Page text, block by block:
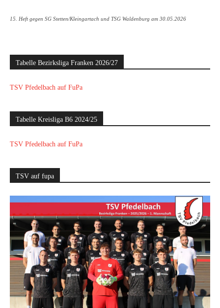
15. Heft gegen SG Stetten/Kleingartach und TSG Waldenburg am 30.05.2026
Tabelle Bezirksliga Franken 2026/27
TSV Pfedelbach auf FuPa
Tabelle Kreisliga B6 2024/25
TSV Pfedelbach auf FuPa
TSV auf fupa